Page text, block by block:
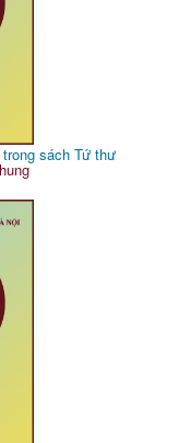
sách Tứ thư